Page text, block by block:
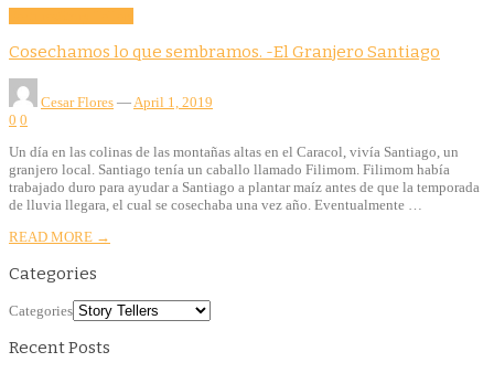
Cosechamos lo que sembramos. -El Granjero Santiago
Cesar Flores —April 1, 2019
0 0
Un día en las colinas de las montañas altas en el Caracol, vivía Santiago, un
granjero local. Santiago tenía un caballo llamado Filimom. Filimom había
trabajado duro para ayudar a Santiago a plantar maíz antes de que la temporada
de lluvia llegara, el cual se cosechaba una vez año. Eventualmente …
READ MORE →
Categories
Categories
Recent Posts